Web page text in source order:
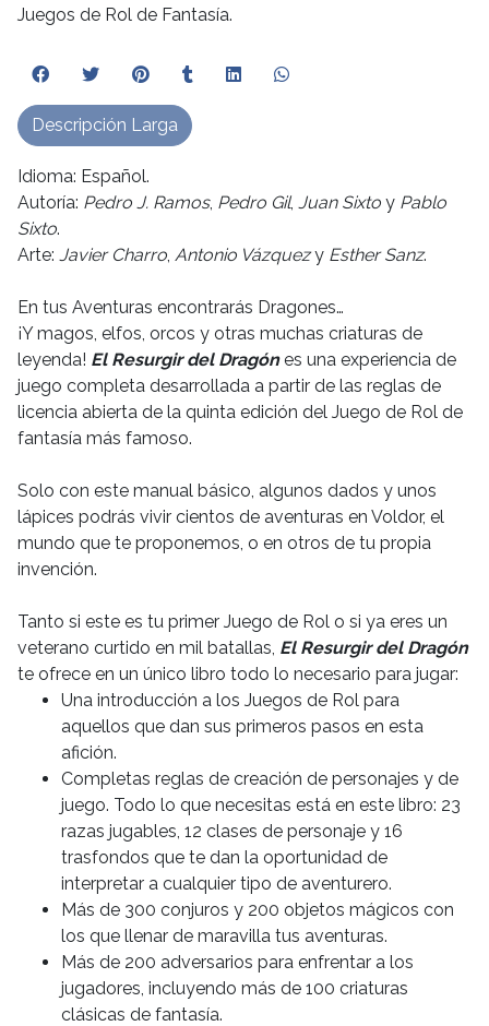
Juegos de Rol de Fantasía.
Idioma: Español.
Autoría: Pedro J. Ramos, Pedro Gil, Juan Sixto y Pablo
Sixto.
Arte: Javier Charro, Antonio Vázquezy Esther Sanz.
En tus Aventuras encontrarás Dragones…
¡Y magos, elfos, orcos y otras muchas criaturas de
leyenda! El Resurgir del Dragónes una experiencia de
juego completa desarrollada a partir de las reglas de
licencia abierta de la quinta edición del Juego de Rol de
fantasía más famoso.
Solo con este manual básico, algunos dados y unos
lápices podrás vivir cientos de aventuras en Voldor, el
mundo que te proponemos, o en otros de tu propia
invención.
Tanto si este es tu primer Juego de Rol o si ya eres un
veterano curtido en mil batallas, El Resurgir del Dragón
te ofrece en un único libro todo lo necesario para jugar:
Una introducción a los Juegos de Rol para
aquellos que dan sus primeros pasos en esta
afición.
Completas reglas de creación de personajes y de
juego. Todo lo que necesitas está en este libro: 23
razas jugables, 12 clases de personaje y 16
trasfondos que te dan la oportunidad de
interpretar a cualquier tipo de aventurero.
Más de 300 conjuros y 200 objetos mágicos con
los que llenar de maravilla tus aventuras.
Más de 200 adversarios para enfrentar a los
jugadores, incluyendo más de 100 criaturas
clásicas de fantasía.
Descripción Larga